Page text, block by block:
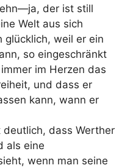
der ist still
Welt aus sich
glücklich, weil er ein
so eingeschränkt
im Herzen das
und dass er
kann, wann er
deutlich, dass Werther
als eine
wenn man seine